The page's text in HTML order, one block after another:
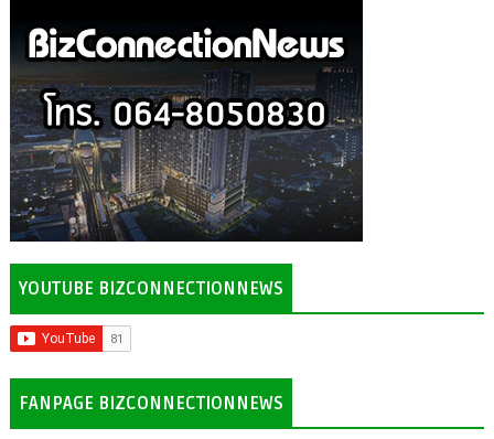
YOUTUBE BIZCONNECTIONNEWS
FANPAGE BIZCONNECTIONNEWS